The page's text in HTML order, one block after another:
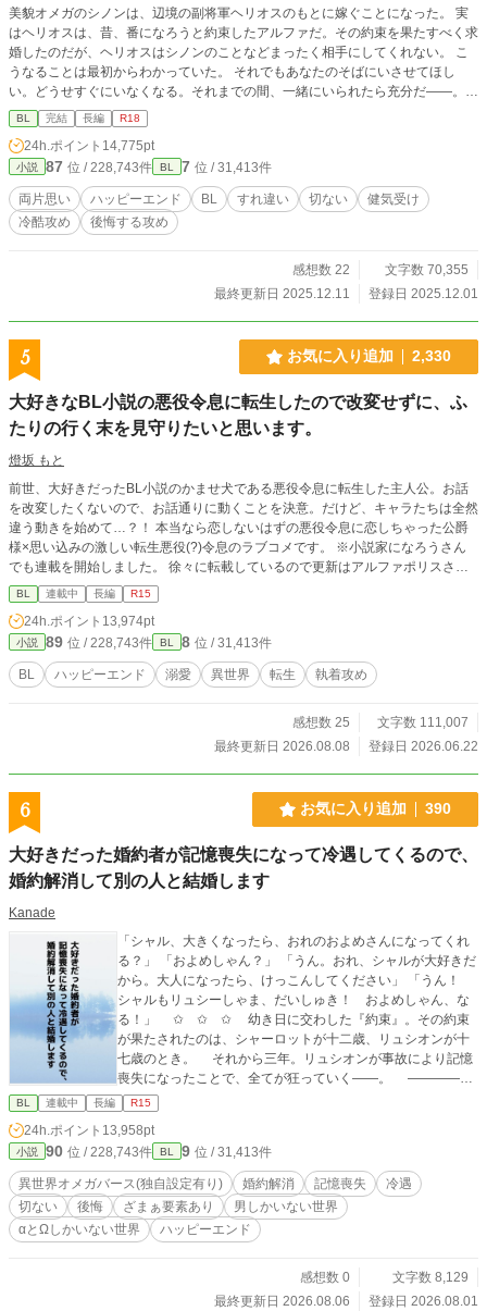
美貌オメガのシノンは、辺境の副将軍ヘリオスのもとに嫁ぐことになった。 実
はヘリオスは、昔、番になろうと約束したアルファだ。その約束を果たすべく求
婚したのだが、ヘリオスはシノンのことなどまったく相手にしてくれない。 こ
うなることは最初からわかっていた。 それでもあなたのそばにいさせてほし
い。どうせすぐにいなくなる。それまでの間、一緒にいられたら充分だ——。
健気オメガの切ない献身愛ストーリー！
BL 完結 長編 R18
24h.ポイント 14,775pt
小説 87 位 / 228,743件 BL 7 位 / 31,413件
両片思い ハッピーエンド BL すれ違い 切ない
健気受け
冷酷攻め
後悔する攻め
感想数 22
文字数 70,355
最終更新日 2025.12.11
登録日 2025.12.01
5 お気に入り追加 2,330
大好きなBL小説の悪役令息に転生したので改変せずに、ふ
たりの行く末を見守りたいと思います。
燈坂 もと
前世、大好きだったBL小説のかませ犬である悪役令息に転生した主人公。お話
を改変したくないので、お話通りに動くことを決意。だけど、キャラたちは全然
違う動きを始めて…？！ 本当なら恋しないはずの悪役令息に恋しちゃった公爵
様×思い込みの激しい転生悪役(?)令息のラブコメです。 ※小説家になろうさん
でも連載を開始しました。 徐々に転載しているので更新はアルファポリスさん
の方が早いですが、いつか更新が追いついたら同時更新になる予定です。
BL 連載中 長編 R15
24h.ポイント 13,974pt
小説 89 位 / 228,743件 BL 8 位 / 31,413件
BL ハッピーエンド 溺愛 異世界 転生 執着攻め
感想数 25
文字数 111,007
最終更新日 2026.08.08
登録日 2026.06.22
6 お気に入り追加 390
大好きだった婚約者が記憶喪失になって冷遇してくるので、
婚約解消して別の人と結婚します
Kanade
「シャル、大きくなったら、おれのおよめさんになってくれ
る？」 「およめしゃん？」 「うん。おれ、シャルが大好きだ
から。大人になったら、けっこんしてください」 「うん！
シャルもリュシーしゃま、だいしゅき！ およめしゃん、な
る！」 ✩ ✩ ✩ 幼き日に交わした『約束』。その約束
が果たされたのは、シャーロットが十二歳、リュシオンが十
七歳のとき。 それから三年。リュシオンが事故により記憶
喪失になったことで、全てが狂っていく――。 ―――――
―――――― ✻男しかいない、αとΩしかいない世界観なの
で、女性やβといった概念は出てきません。 ✻独自設定の異世
界オメガバースです。 ✻4話までは毎日更新。その後は週3話
の更新を目指します。執筆しながらの更新、遅筆なのでゆっ
くりペースにはなりますが、完結は保証いたします。 ☆8/7 1
5時更新 HOT女性向けランキング42位！ ありがとうござい
ます😊
BL 連載中 長編 R15
24h.ポイント 13,958pt
小説 90 位 / 228,743件 BL 9 位 / 31,413件
異世界オメガバース(独自設定有り) 婚約解消 記憶喪失
冷遇
切ない
後悔 ざまぁ要素あり
男しかいない世界
αとΩしかいない世界
ハッピーエンド
感想数 0
文字数 8,129
最終更新日 2026.08.06
登録日 2026.08.01